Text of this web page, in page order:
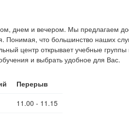
днем и вечером. Мы предлагаем
Понимая, что большинство наших
центр открывает учебные
и выбрать удобное для Вас.
Перерыв
11.00 - 11.15